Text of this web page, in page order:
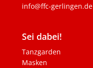
info@ffc-gerlingen.de
Sei dabei!
Tanzgarden
Masken